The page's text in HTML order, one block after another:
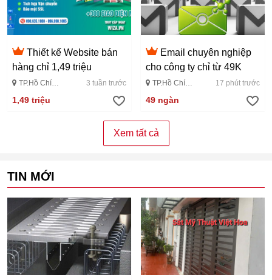
Thiết kế Website bán
hàng chỉ 1,49 triệu
TP.Hồ Chí
Minh
3 tuần trước
1,49 triệu
Email chuyên nghiệp
cho công ty chỉ từ 49K
TP.Hồ Chí
Minh
17 phút trước
49 ngàn
Xem tất cả
TIN MỚI